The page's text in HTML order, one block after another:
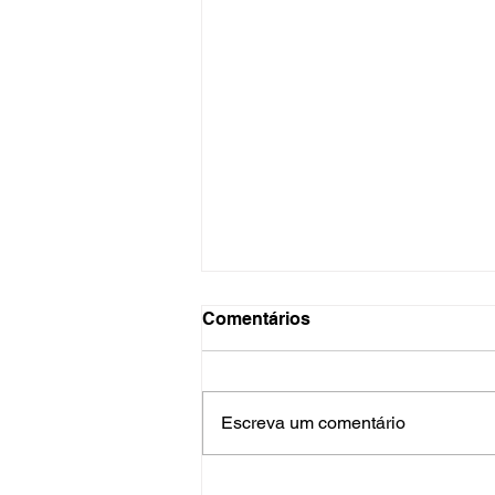
Comentários
Escreva um comentário